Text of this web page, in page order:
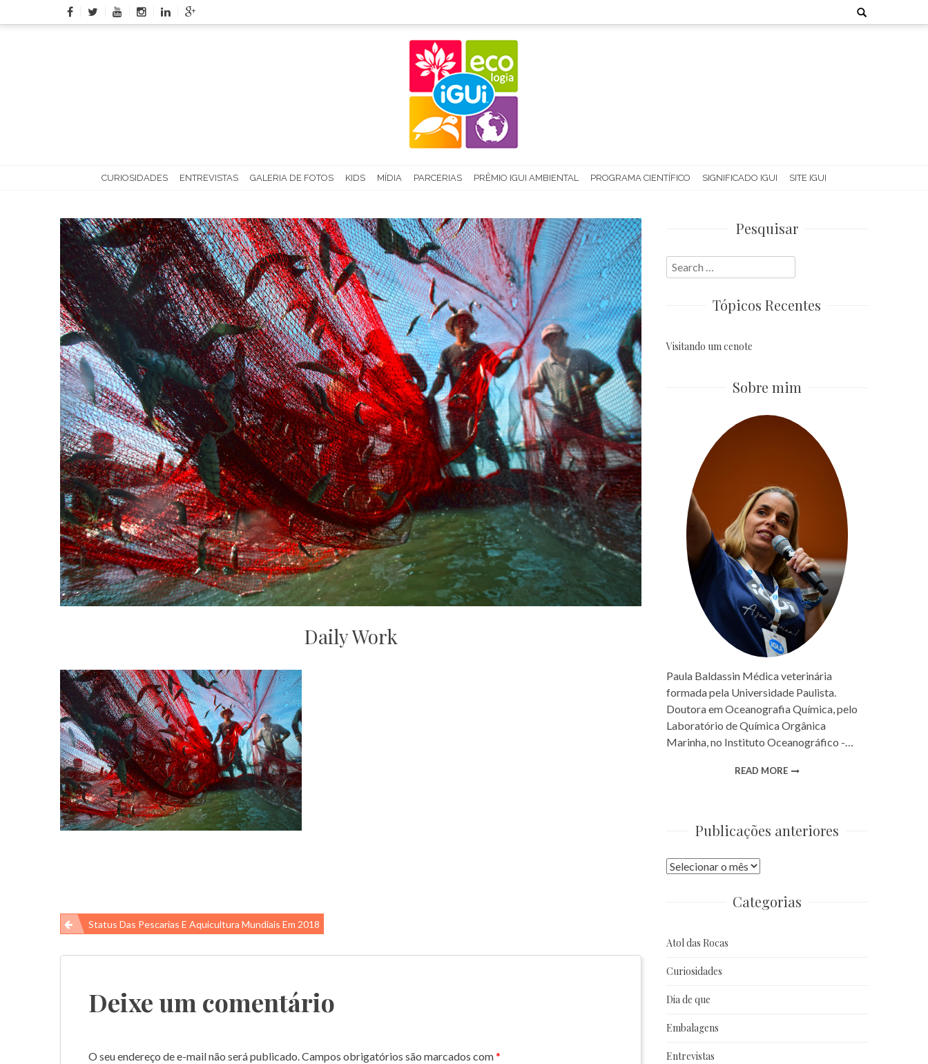
to
Search
for:
CURIOSIDADES ENTREVISTAS GALERIA DE FOTOS KIDS MÍDIA PARCERIAS PRÊMIO IGUI AMBIENTAL PROGRAMA CIENTÍFICO SIGNIFICADO IGUI SITE IGUI
Daily Work
Navegação
de
Status Das Pescarias E Aquicultura Mundiais Em 2018
Deixe um comentário
O seu endereço de e-mail não será publicado.Campos obrigatórios são marcados com*
Pesquisar
Search
for:
Tópicos Recentes
Visitando um cenote
Sobre mim
Paula Baldassin Médica veterinária
formada pela Universidade Paulista.
Doutora em Oceanografia Química, pelo
Laboratório de Química Orgânica
Marinha, no Instituto Oceanográfico -…
READ MORE
Publicações anteriores
Publicações
Categorias
Atol das Rocas
Curiosidades
Dia de que
Embalagens
Entrevistas